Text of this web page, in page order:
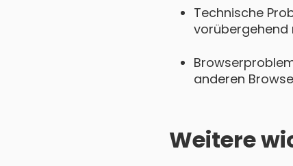
Technische
vorübergehend
anderen
Weitere